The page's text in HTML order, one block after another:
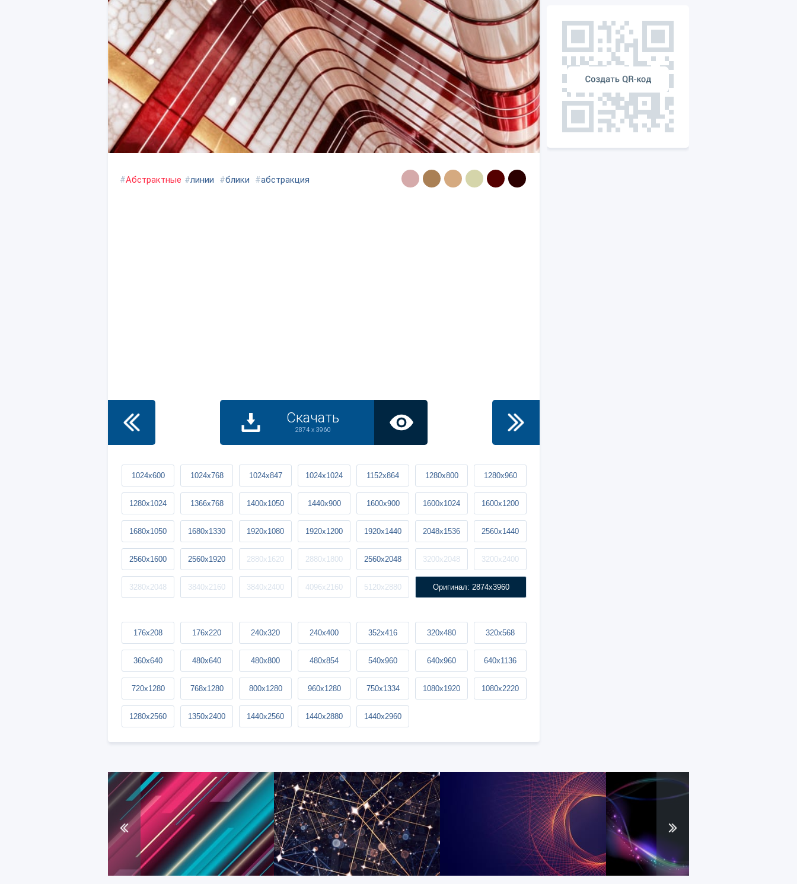
#Абстрактные #линии #блики #абстракция
Скачать
2874 x 3960
1024x600 1024x768 1024x847 1024x1024 1152x864 1280x800 1280x960
1280x1024 1366x768 1400x1050 1440x900 1600x900 1600x1024 1600x1200
1680x1050 1680x1330 1920x1080 1920x1200 1920x1440 2048x1536 2560x1440
2560x1600 2560x1920 2880x1620 2880x1800 2560x2048 3200x2048 3200x2400
3280x2048 3840x2160 3840x2400 4096x2160 5120x2880 Оригинал: 2874x3960
176x208 176x220 240x320 240x400 352x416 320x480 320x568
360x640 480x640 480x800 480x854 540x960 640x960 640x1136
720x1280 768x1280 800x1280 960x1280 750x1334 1080x1920 1080x2220
1280x2560 1350x2400 1440x2560 1440x2880 1440x2960